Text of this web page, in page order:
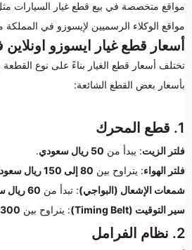
مواقع متخصصة في بيع قطع غيار السيارات
مواقع الوكلاء الرسميين لإيسوزو في
أسعار قطع غيار ايسوزو
تختلف أسعار قطع الغيار بناءً على نوع
بأسعار بعض القطع الشائعة:
1. قطع المحرك
فلتر الزيت: يبدأ من 50 ريال سعودي
.
فلتر الهواء: يتراوح بين 80 إلى 150 ريال سعودي
شمعات الإشعال (البواجي): تبدأ من 60 ريال سعودي
سير التوقيت (Timing Belt)
: يتراوح بين 300 إلى 500 ريال سعودي
2. نظام الفرامل